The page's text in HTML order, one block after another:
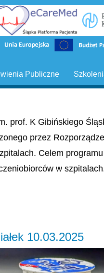
Publiczne
prof. K Gibińskiego
przez
Celem
w
10.03.2025